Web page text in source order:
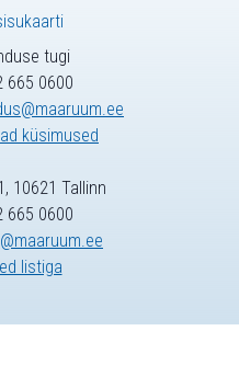
tugi
665 0600
küsimused
10621 Tallinn
665 0600
listiga